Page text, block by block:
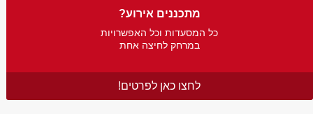
מתכננים אירוע?
כל המסעדות וכל האפשרויות
במרחק לחיצה אחת
לחצו כאן לפרטים!